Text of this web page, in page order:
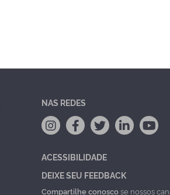
NAS REDES
ACESSIBILIDADE
DEIXE SEU FEEDBACK
Compartilhe conoscose nossos